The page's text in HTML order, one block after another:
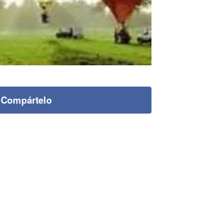
Compártelo